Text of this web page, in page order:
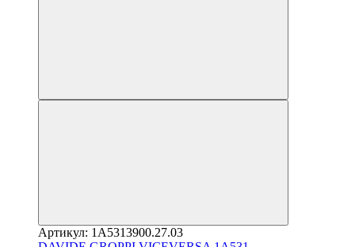
Артикул: 1A5313900.27.03